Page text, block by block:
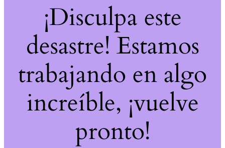
¡Disculpa este
desastre! Estamos
trabajando en algo
increíble, ¡vuelve
pronto!